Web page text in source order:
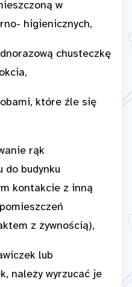
w
higienicznych,
chusteczkę
które źle się
rąk
do budynku
kontakcie z inną
z żywnością),
lub
należy wyrzucać je